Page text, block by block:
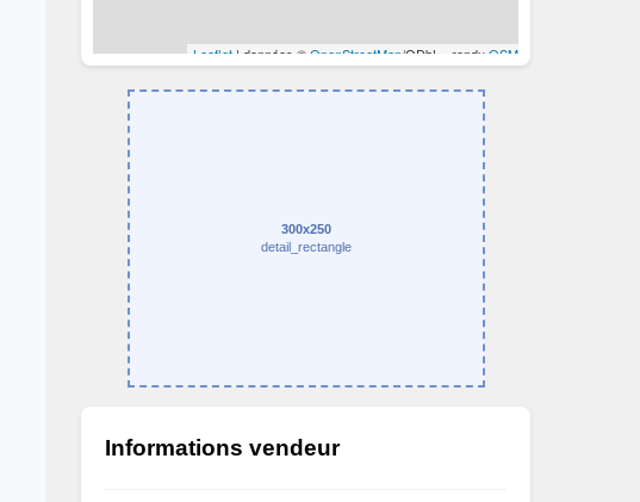
300x250
detail_rectangle
Informations vendeur